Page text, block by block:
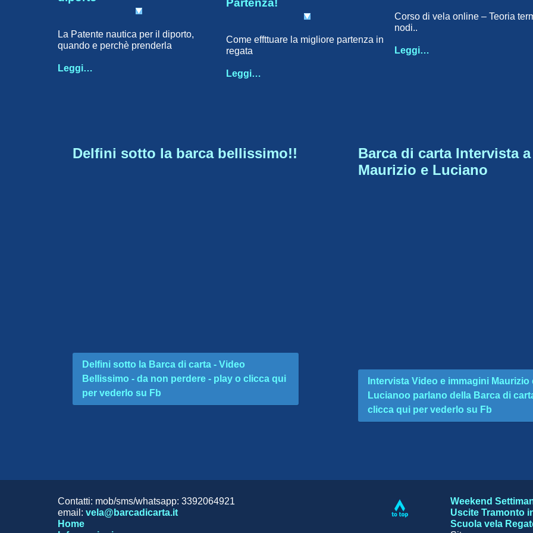
La Patente nautica per il diporto,
quando e perchè prenderla
Leggi…
Partenza!
Come effttuare la migliore partenza in
regata
Leggi…
Corso di vela online – Teoria
nodi..
Leggi…
Delfini sotto la barca bellissimo!!
Delfini sotto la Barca di carta - Video
Bellissimo - da non perdere - play o clicca qui
per vederlo su Fb
Barca di carta Intervista a
Maurizio e Luciano
Intervista Video e immagini Maurizio
Lucianoo parlano della Barca di
clicca qui per vederlo su Fb
Contatti: mob/sms/whatsapp: 3392064921
email: vela@barcadicarta.it
Home
Weekend
Uscite Tramonto
Scuola vela